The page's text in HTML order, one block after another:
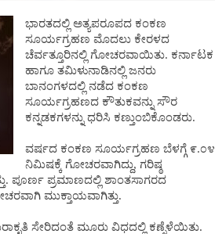
ಭಾರತದಲ್ಲಿ ಅತ್ಯಪರೂಪದ ಕಂಕಣ
ಸೂರ್ಯಗ್ರಹಣ ಮೊದಲು ಕೇರಳದ
ಚೆರ್ವತ್ತೂರಿನಲ್ಲಿ ಗೋಚರವಾಯಿತು. ಕರ್ನಾಟಕ
ಹಾಗೂ ತಮಿಳುನಾಡಿನಲ್ಲಿ ಜನರು
ಬಾನಂಗಳದಲ್ಲಿ ನಡೆದ ಕಂಕಣ
ಸೂರ್ಯಗ್ರಹಣದ ಕೌತುಕವನ್ನು ಸೌರ
ಕನ್ನಡಕಗಳನ್ನು ಧರಿಸಿ ಕಣ್ತುಂಬಿಕೊಂಡರು.
ವರ್ಷದ ಕಂಕಣ ಸೂರ್ಯಗ್ರಹಣ ಬೆಳಗ್ಗೆ ೯.೦೪
ನಿಮಿಷಕ್ಕೆ ಗೋಚರವಾಗಿದ್ದು, ಗರಿಷ್ಠ
ಪೂರ್ಣ ಪ್ರಮಾಣದಲ್ಲಿ ಶಾಂತಸಾಗರದ
ಮುಕ್ತಾಯವಾಗಿತ್ತು.
ಸೇರಿದಂತೆ ಮೂರು ವಿಧದಲ್ಲಿ ಕಣ್ಸೆಳೆಯಿತು.